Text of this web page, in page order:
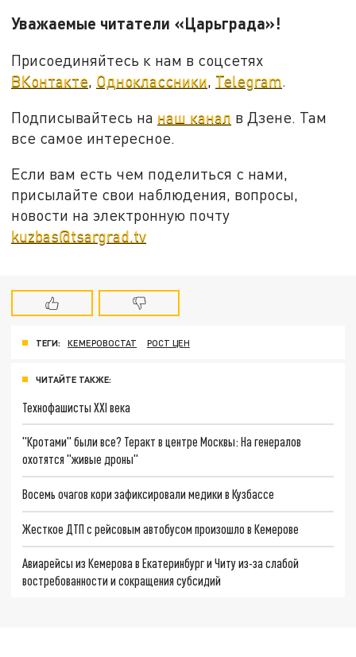
Уважаемые читатели «Царьграда»!
Присоединяйтесь к нам в соцсетях
ВКонтакте, Одноклассники, Telegram.
Подписывайтесь на наш канал в Дзене. Там
все самое интересное.
Если вам есть чем поделиться с нами,
присылайте свои наблюдения, вопросы,
новости на электронную почту
kuzbas@tsargrad.tv
ТЕГИ: КЕМЕРОВОСТАТ РОСТ ЦЕН
ЧИТАЙТЕ ТАКЖЕ:
Технофашисты XXI века
"Кротами" были все? Теракт в центре Москвы: На генералов
охотятся "живые дроны"
Восемь очагов кори зафиксировали медики в Кузбассе
Жесткое ДТП с рейсовым автобусом произошло в Кемерове
Авиарейсы из Кемерова в Екатеринбург и Читу из-за слабой
востребованности и сокращения субсидий